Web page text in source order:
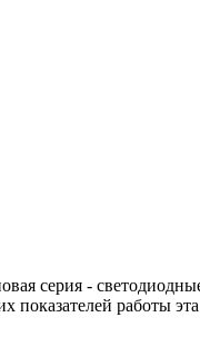
серия -
работы